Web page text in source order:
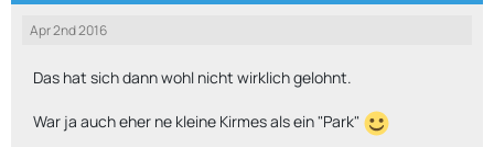
Apr 2nd 2016
Das hat sich dann wohl nicht wirklich gelohnt.
War ja auch eher ne kleine Kirmes als ein "Park"